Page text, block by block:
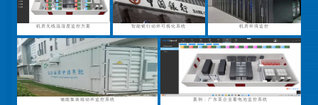
机房无线温湿度监控方案 智能银行动环可视化系统 机房环境监控
储能集装箱动环监控系统 案例：广东某企业蓄电池监控系统